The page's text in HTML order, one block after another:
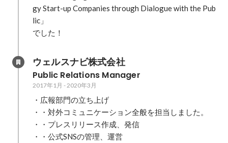
gy Start-up Companies through Dialogue with the Pub
lic」
でした！
ウェルスナビ株式会社
Public Relations Manager
2017年1月 -2020年3月
・広報部門の立ち上げ
・・対外コミュニケーション全般を担当しました。
・・プレスリリース作成、発信
・・公式SNSの管理、運営